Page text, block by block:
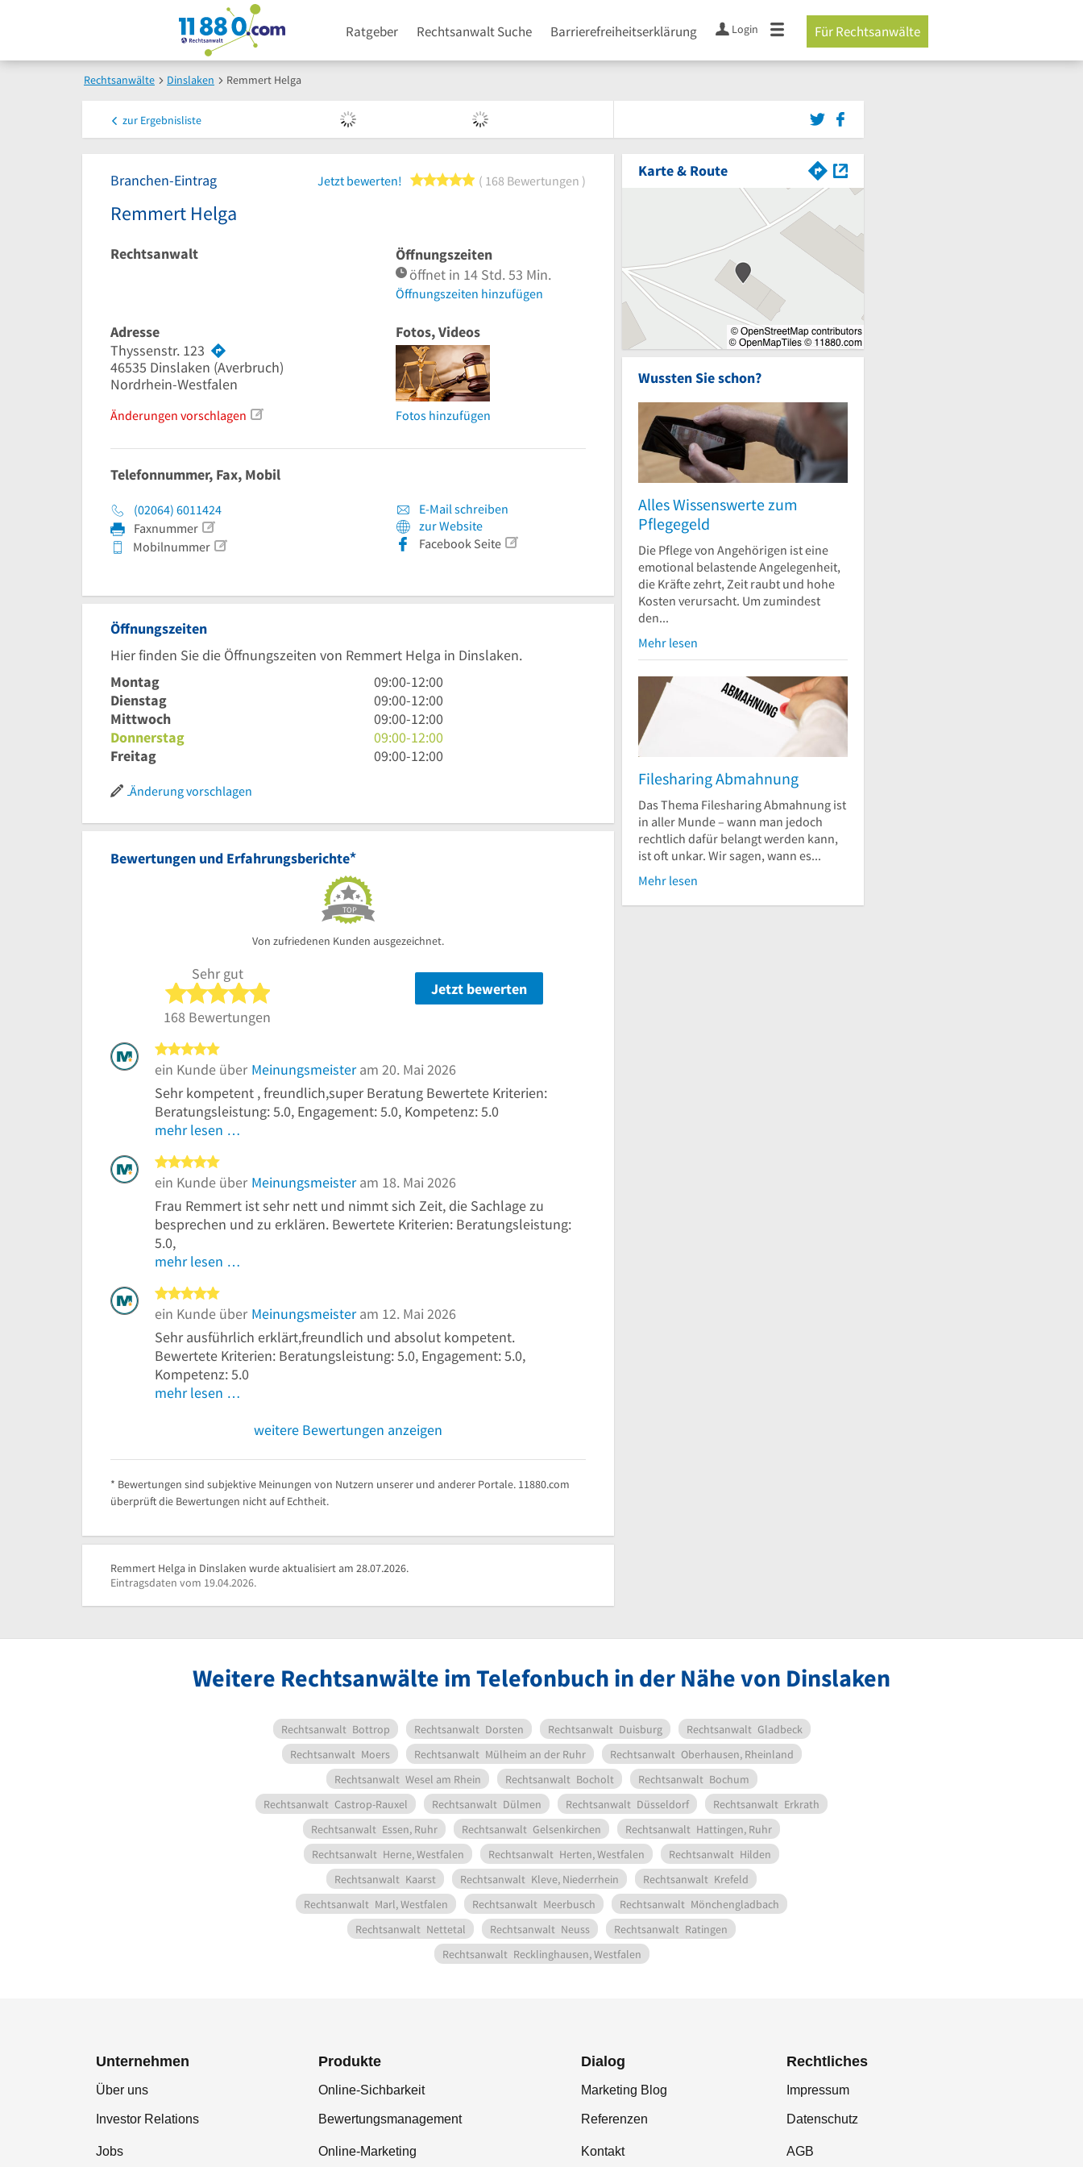
Ratgeber Rechtsanwalt Suche Barrierefreiheitserklärung Login Für Rechtsanwälte
Rechtsanwälte Dinslaken Remmert Helga
zur Ergebnisliste
Branchen-Eintrag Jetzt bewerten! 5 von 5 Sternen
168 Bewertungen
Remmert Helga
Rechtsanwalt
Öffnungszeiten
öffnet in 14 Std. 53 Min.
Öffnungszeiten hinzufügen
Adresse
Thyssenstr. 123
46535 Dinslaken (Averbruch)
Nordrhein-Westfalen
Änderungen vorschlagen
Fotos, Videos
Fotos hinzufügen
Telefonnummer, Fax, Mobil
(02064) 6011424
Faxnummer
Mobilnummer
E-Mail schreiben
zur Website
Facebook Seite
Öffnungszeiten
Hier finden Sie die Öffnungszeiten von Remmert Helga in Dinslaken.
Montag
9
Uhr
bis
12
Uhr
09:00-12:00
Dienstag
9
Uhr
bis
12
09:00-12:00
Mittwoch
9
Uhr
bis
09:00-12:00
Donnerstag
9
Uhr
09:00-12:00
Freitag
9
Uhr
09:00-12:00
Änderung vorschlagen
Bewertungen und Erfahrungsberichte*
TOP
Von zufriedenen Kunden ausgezeichnet.
Sehr gut
5 von 5 Sternen
168 Bewertungen
Jetzt bewerten
ein Kunde über Meinungsmeisteram 20. Mai 2026
Sehr kompetent , freundlich,super Beratung Bewertete Kriterien:
Beratungsleistung: 5.0, Engagement: 5.0, Kompetenz: 5.0
mehr lesen …
ein Kunde über Meinungsmeisteram 18. Mai 2026
Frau Remmert ist sehr nett und nimmt sich Zeit, die Sachlage zu
besprechen und zu erklären. Bewertete Kriterien: Beratungsleistung:
5.0,
mehr lesen …
ein Kunde über Meinungsmeisteram 12. Mai 2026
Sehr ausführlich erklärt,freundlich und absolut kompetent.
Bewertete Kriterien: Beratungsleistung: 5.0, Engagement: 5.0,
Kompetenz: 5.0
mehr lesen …
weitere Bewertungen anzeigen
* Bewertungen sind subjektive Meinungen von Nutzern unserer und anderer Portale. 11880.com
überprüft die Bewertungen nicht auf Echtheit.
Remmert Helga in Dinslaken wurde aktualisiert am 28.07.2026.
Eintragsdaten vom 19.04.2026.
Karte & Route
Wussten Sie schon?
Alles Wissenswerte zum
Pflegegeld
Die Pflege von Angehörigen ist eine
emotional belastende Angelegenheit,
die Kräfte zehrt, Zeit raubt und hohe
Kosten verursacht. Um zumindest
den...
Mehr lesen
Filesharing Abmahnung
Das Thema Filesharing Abmahnung ist
in aller Munde – wann man jedoch
rechtlich dafür belangt werden kann,
ist oft unkar. Wir sagen, wann es...
Mehr lesen
Weitere Rechtsanwälte im Telefonbuch in der Nähe von Dinslaken
Rechtsanwalt Bottrop Rechtsanwalt Dorsten Rechtsanwalt Duisburg Rechtsanwalt Gladbeck
Rechtsanwalt Moers Rechtsanwalt Mülheim an der Ruhr Rechtsanwalt Oberhausen, Rheinland
Rechtsanwalt Wesel am Rhein Rechtsanwalt Bocholt Rechtsanwalt Bochum
Rechtsanwalt Castrop-Rauxel Rechtsanwalt Dülmen Rechtsanwalt Düsseldorf Rechtsanwalt Erkrath
Rechtsanwalt Essen, Ruhr Rechtsanwalt Gelsenkirchen Rechtsanwalt Hattingen, Ruhr
Rechtsanwalt Herne, Westfalen Rechtsanwalt Herten, Westfalen Rechtsanwalt Hilden
Rechtsanwalt Kaarst Rechtsanwalt Kleve, Niederrhein Rechtsanwalt Krefeld
Rechtsanwalt Marl, Westfalen Rechtsanwalt Meerbusch Rechtsanwalt Mönchengladbach
Rechtsanwalt Nettetal Rechtsanwalt Neuss Rechtsanwalt Ratingen
Rechtsanwalt Recklinghausen, Westfalen
Unternehmen
Über uns
Investor Relations
Jobs
Produkte
Online-Sichbarkeit
Bewertungsmanagement
Online-Marketing
Dialog
Marketing Blog
Referenzen
Kontakt
Rechtliches
Impressum
Datenschutz
AGB